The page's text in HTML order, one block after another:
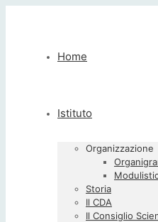
Home
Istituto
Organizzazione
Storia
Il CDA
Il Consiglio